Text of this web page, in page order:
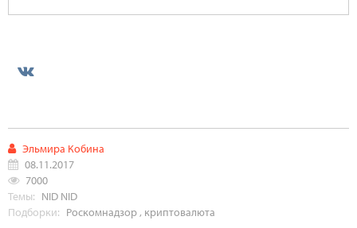
Эльмира Кобина
08.11.2017
7000
Темы: NID NID
Подборки: Роскомнадзор , криптовалюта